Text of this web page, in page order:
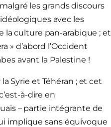
les grands discours
avec les
la culture pan-arabique ; et
» d’abord l’Occident
avant la Palestine !
Syrie et Téhéran ; et cet
à-dire en
– partie intégrante de
implique sans équivoque